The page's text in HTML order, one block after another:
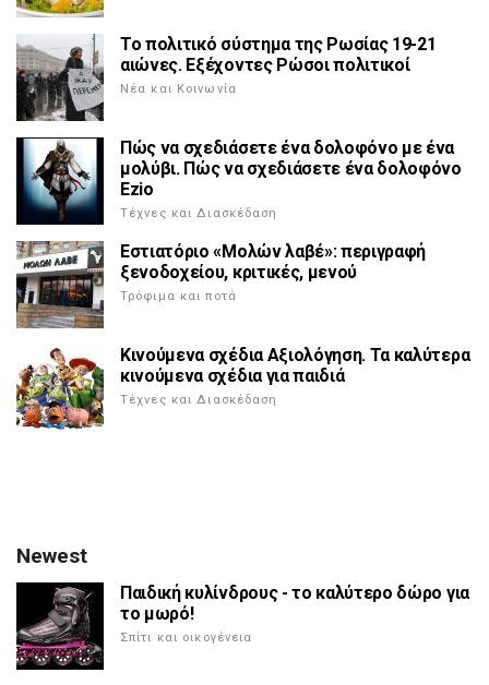
Το πολιτικό σύστημα της Ρωσίας 19-21
αιώνες. Εξέχοντες Ρώσοι πολιτικοί
Νέα και Κοινωνία
Πώς να σχεδιάσετε ένα δολοφόνο με ένα
μολύβι. Πώς να σχεδιάσετε ένα δολοφόνο
Ezio
Τέχνες και Διασκέδαση
Εστιατόριο «Μολών λαβέ»: περιγραφή
ξενοδοχείου, κριτικές, μενού
Τρόφιμα και ποτά
Κινούμενα σχέδια Αξιολόγηση. Τα καλύτερα
κινούμενα σχέδια για παιδιά
Τέχνες και Διασκέδαση
Newest
Παιδική κυλίνδρους - το καλύτερο δώρο για
το μωρό!
Σπίτι και οικογένεια